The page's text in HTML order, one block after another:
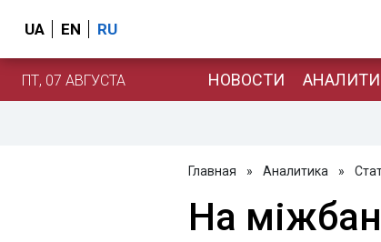
UA EN RU
ПТ, 07 АВГУСТА НОВОСТИ
Главная » Аналитика »
На